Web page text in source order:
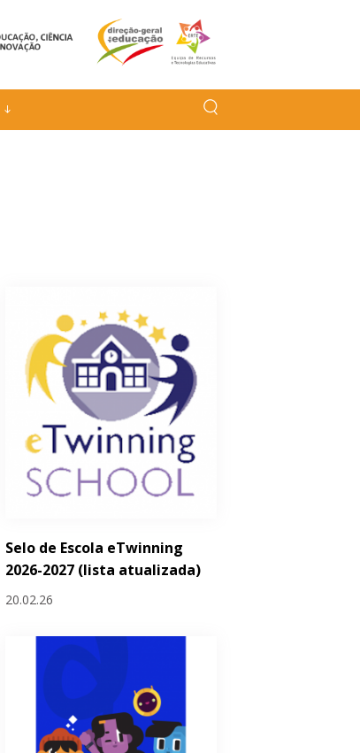
Selo de Escola eTwinning
2026-2027 (lista atualizada)
20.02.26